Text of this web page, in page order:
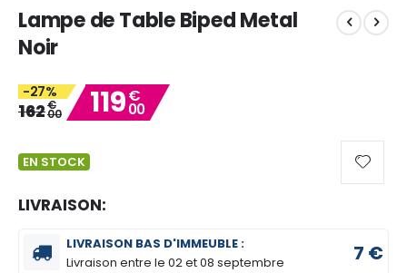
to
the
beginning
the
images
Lampe de Table Biped Metal
Noir
-27%
162€
00 119€
00
EN STOCK
LIVRAISON:
LIVRAISON BAS D'IMMEUBLE :
Livraison entre le02 et 08 septembre 7 €